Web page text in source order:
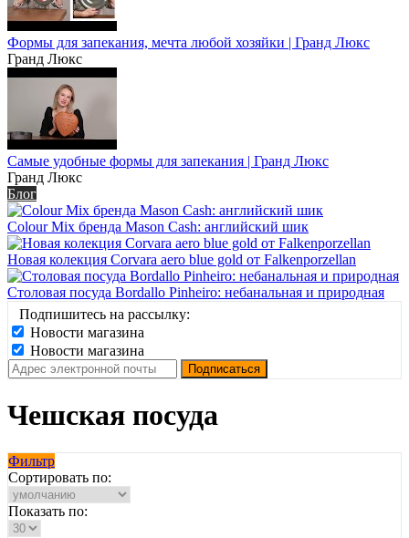
Формы для запекания, мечта любой хозяйки | Гранд Люкс
Гранд Люкс
Самые удобные формы для запекания | Гранд Люкс
Гранд Люкс
Блог
Colour Mix бренда Mason Cash: английский шик
Новая колекция Corvara aero blue gold от Falkenporzellan
Столовая посуда Bordallo Pinheiro: небанальная и природная
Подпишитесь на рассылку:
Новости магазина
Новости магазина
Чешская посуда
Фильтр
Сортировать по:
Показать по: